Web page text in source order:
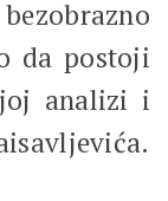
da postoji
analizi i